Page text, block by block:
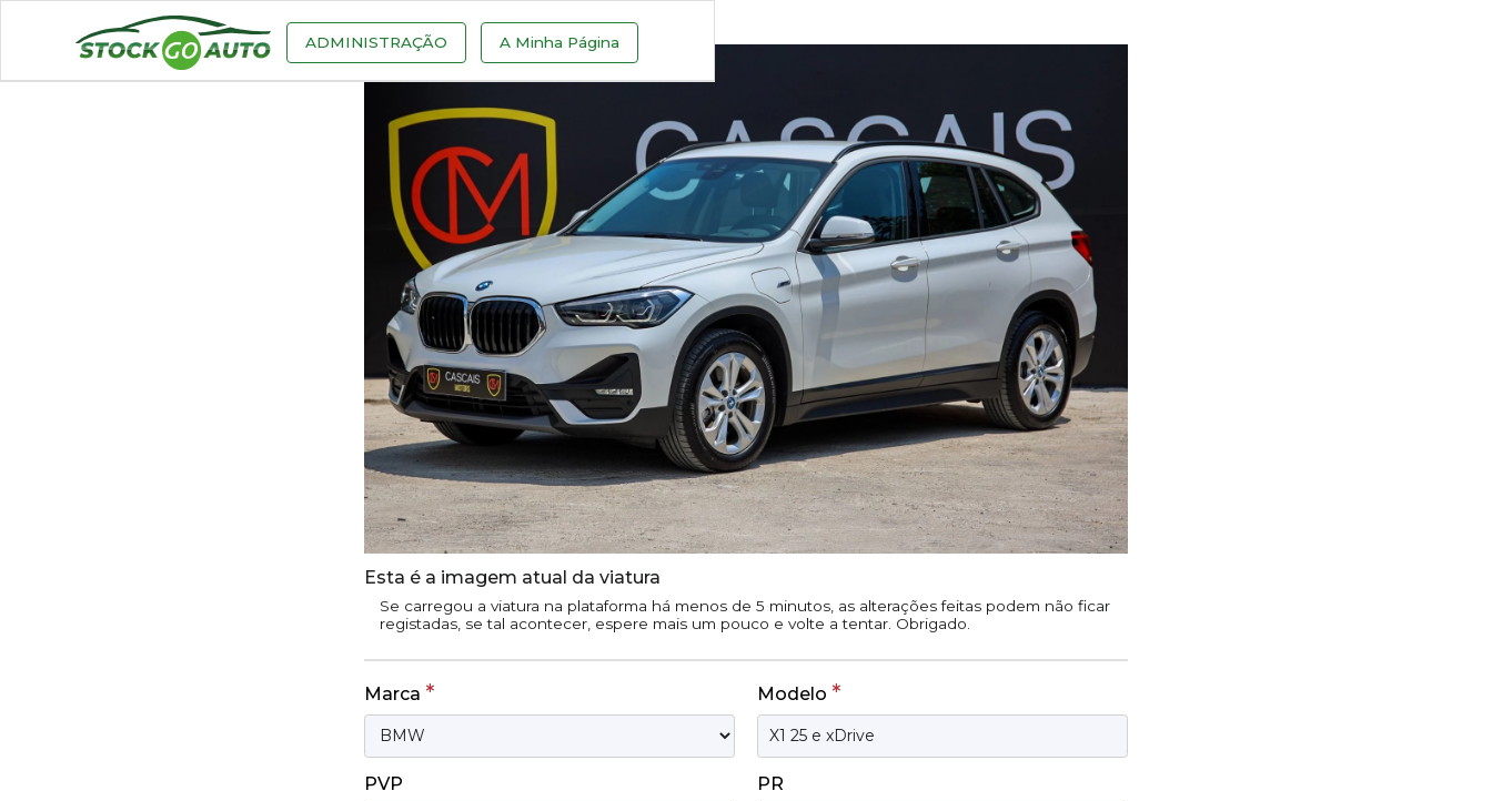
ADMINISTRAÇÃO A Minha Página
Esta é a imagem atual da viatura
Se carregou a viatura na plataforma há menos de 5 minutos, as alterações feitas podem não ficar
registadas, se tal acontecer, espere mais um pouco e volte a tentar. Obrigado.
Marca * Modelo *
PVP PR